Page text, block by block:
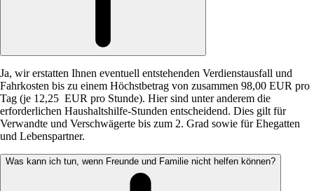
Ja, wir erstatten Ihnen eventuell entstehenden Verdienstausfall und
Fahrkosten bis zu einem Höchstbetrag von zusammen 98,00 EUR pro
Tag (je 12,25 EUR pro Stunde). Hier sind unter anderem die
erforderlichen Haushaltshilfe-Stunden entscheidend. Dies gilt für
Verwandte und Verschwägerte bis zum 2. Grad sowie für Ehegatten
und Lebenspartner.
Was kann ich tun, wenn Freunde und Familie nicht helfen können?